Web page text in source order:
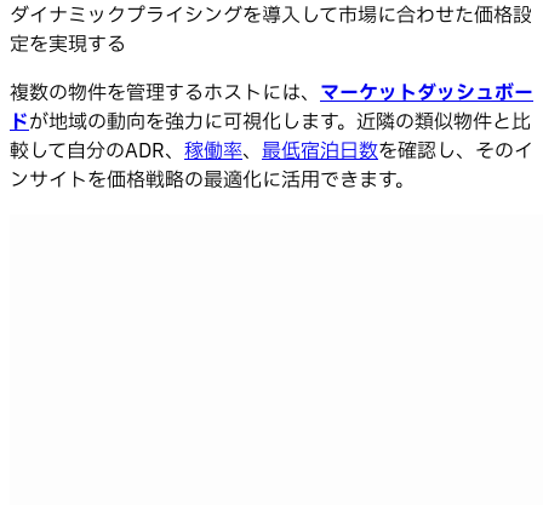
ダイナミックプライシングを導入して市場に合わせた価格設
定を実現する
複数の物件を管理するホストには、 マーケットダッシュボー
ドが地域の動向を強力に可視化します。近隣の類似物件と比
較して自分のADR、 稼働率、 最低宿泊日数を確認し、そのイ
ンサイトを価格戦略の最適化に活用できます。